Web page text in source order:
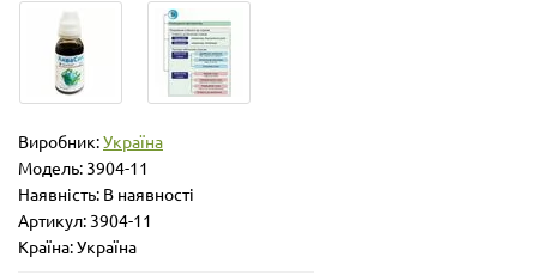
Виробник:Україна
Модель: 3904-11
Наявність: В наявності
Артикул: 3904-11
Країна: Україна